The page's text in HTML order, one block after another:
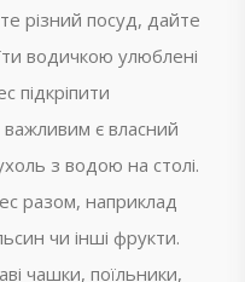
різний посуд, дайте
водичкою улюблені
підкріпити
є власний
з водою на столі.
разом, наприклад
чи інші фрукти.
чашки, поїльники,